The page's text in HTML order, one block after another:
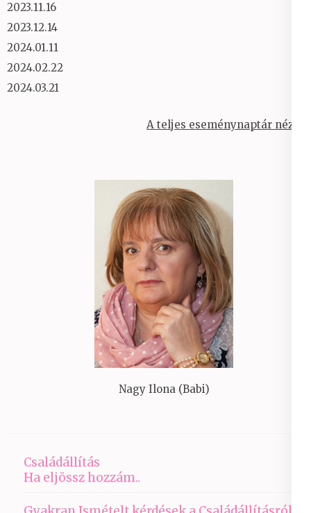
2023.11.16
2023.12.14
2024.01.11
2024.02.22
2024.03.21
A teljes eseménynaptár nézet
Nagy Ilona (Babi)
Családállítás
Ha eljössz hozzám..